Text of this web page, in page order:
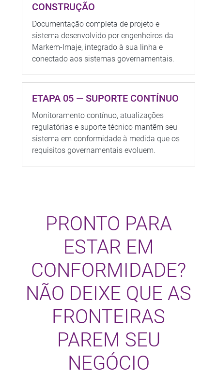
CONSTRUÇÃO
Documentação completa de projeto e
sistema desenvolvido por engenheiros da
Markem-Imaje, integrado à sua linha e
conectado aos sistemas governamentais.
ETAPA 05 — SUPORTE CONTÍNUO
Monitoramento contínuo, atualizações
regulatórias e suporte técnico mantêm seu
sistema em conformidade à medida que os
requisitos governamentais evoluem.
PRONTO PARA
ESTAR EM
CONFORMIDADE?​
NÃO DEIXE QUE AS
FRONTEIRAS
PAREM SEU
NEGÓCIO